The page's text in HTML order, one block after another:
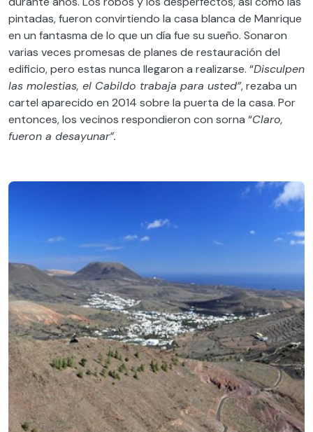
pintadas, fueron convirtiendo la casa blanca de Manrique
en un fantasma de lo que un día fue su sueño. Sonaron
varias veces promesas de planes de restauración del
edificio, pero estas nunca llegaron a realizarse. “Disculpen
las molestias, el Cabildo trabaja para usted”, rezaba un
cartel aparecido en 2014 sobre la puerta de la casa. Por
entonces, los vecinos respondieron con sorna “Claro,
fueron a desayunar”.